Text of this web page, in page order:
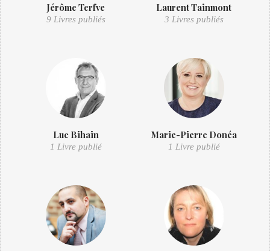
Jérôme Terfve
9 Livres publiés
Laurent Tainmont
3 Livres publiés
Luc Bihain
1 Livre publié
Marie-Pierre Donéa
1 Livre publié